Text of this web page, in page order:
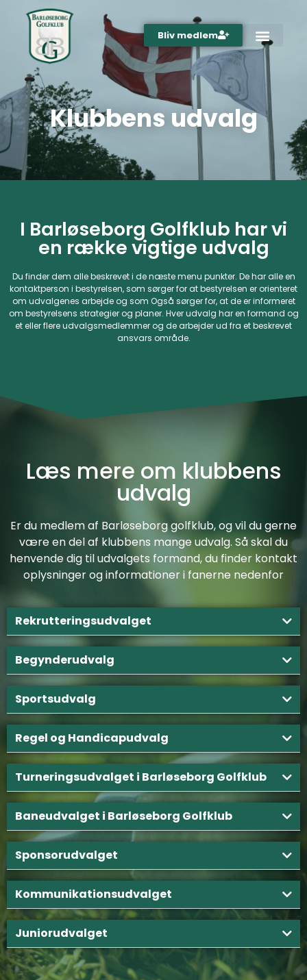
Bliv medlem
Klubbens udvalg
I Barløseborg Golfklub har vi
en række vigtige udvalg
Du finder dem alle beskrevet i de næste menu punkter. De har alle en
kontaktperson i bestyrelsen, som sørger for at bestyrelsen er orienteret
om udvalgenes arbejde og som Også sørger for, at de er informeret
om bestyrelsens strategier og planer. Hver udvalg har en formand og
et eller flere udvalgsmedlemmer og de arbejder ud fra et beskrevet
ansvars område.
Læs mere om klubbens
udvalg
Er du medlem af Barløseborg golfklub, og vil du gerne
være en del af klubbens mange udvalg. Så skal du
henvende dig til udvalgets formand, du finder kontakt
oplysninger og informationer i fanerne nedenfor
Rekrutteringsudvalget
Begynderudvalg
Sportsudvalg
Regel og Handicapudvalg
Turneringsudvalget i Barløseborg Golfklub
Baneudvalget i Barløseborg Golfklub
Sponsorudvalget
Kommunikationsudvalget
Juniorudvalget